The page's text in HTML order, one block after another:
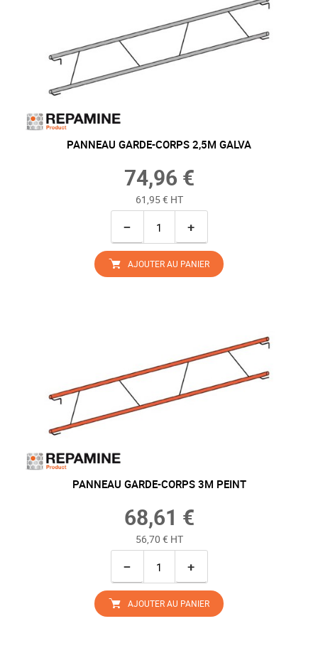
PANNEAU GARDE-CORPS 2,5M GALVA
74,96 €
61,95 € HT
− +
AJOUTER AU PANIER
PANNEAU GARDE-CORPS 3M PEINT
68,61 €
56,70 € HT
− +
AJOUTER AU PANIER